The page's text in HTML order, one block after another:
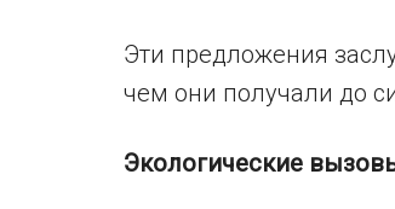
Эти предложения
чем они получали до
Экологические